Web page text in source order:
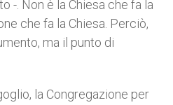
-. Non è la Chiesa che fa la
che fa la Chiesa. Perciò,
ma il punto di
la Congregazione per